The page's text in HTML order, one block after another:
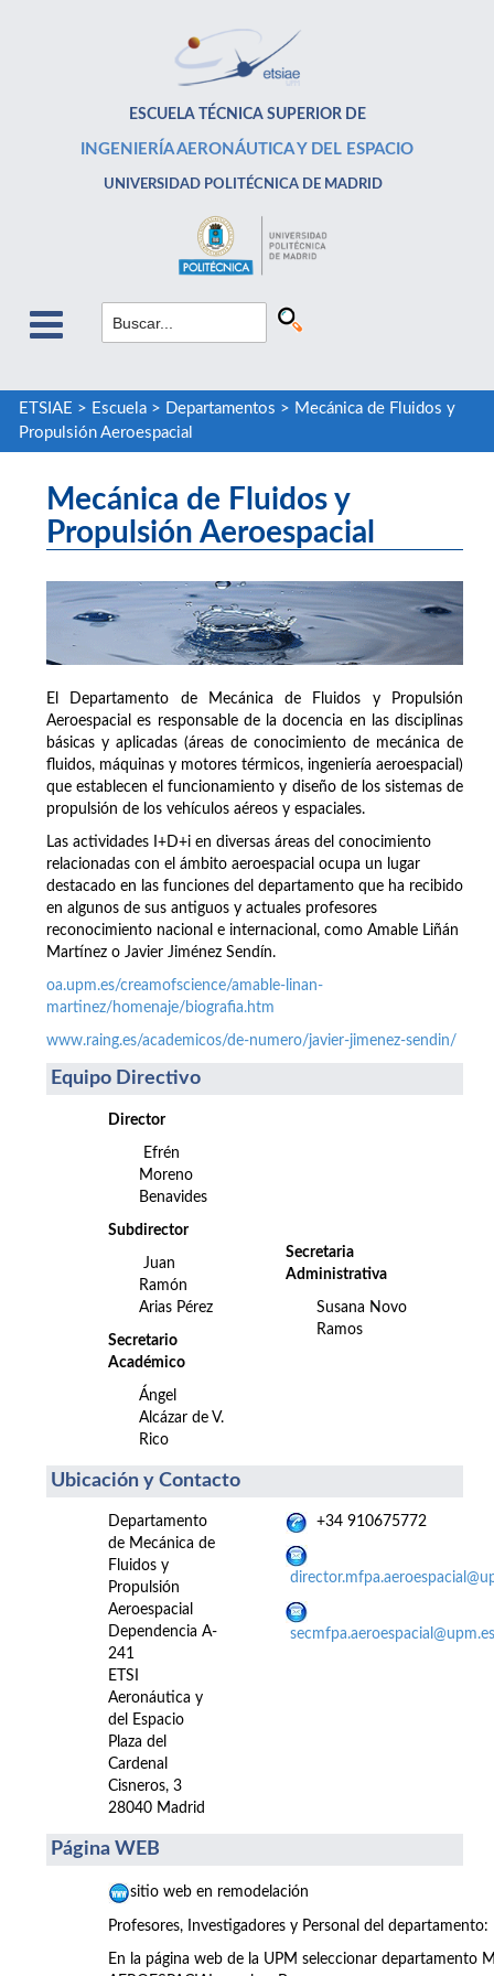
ESCUELA TÉCNICA SUPERIOR DE
INGENIERÍA AERONÁUTICA Y DEL ESPACIO
UNIVERSIDAD POLITÉCNICA DE MADRID
ETSIAE > Escuela> Departamentos > Mecánica de Fluidos y
Propulsión Aeroespacial
Mecánica de Fluidos y
Propulsión Aeroespacial
El Departamento de Mecánica de Fluidos y Propulsión
Aeroespacial es responsable de la docencia en las disciplinas
básicas y aplicadas (áreas de conocimiento de mecánica de
fluidos, máquinas y motores térmicos, ingeniería aeroespacial)
que establecen el funcionamiento y diseño de los sistemas de
propulsión de los vehículos aéreos y espaciales.
Las actividades I+D+i en diversas áreas del conocimiento
relacionadas con el ámbito aeroespacial ocupa un lugar
destacado en las funciones del departamento que ha recibido
en algunos de sus antiguos y actuales profesores
reconocimiento nacional e internacional, como Amable Liñán
Martínez o Javier Jiménez Sendín.
oa.upm.es/creamofscience/amable-linan-
martinez/homenaje/biografia.htm
www.raing.es/academicos/de-numero/javier-jimenez-sendin/
Equipo Directivo
Director
Efrén
Moreno
Benavides
Subdirector
Juan
Ramón
Arias Pérez
Secretario
Académico
Ángel
Alcázar de V.
Rico
Secretaria
Administrativa
Susana Novo
Ramos
Ubicación y Contacto
Departamento
de Mecánica de
Fluidos y
Propulsión
Aeroespacial
Dependencia A-
241
ETSI
Aeronáutica y
del Espacio
Plaza del
Cardenal
Cisneros, 3
28040 Madrid
+34 910675772
secmfpa.aeroespacial@upm.es
Página WEB
sitio web en remodelación
Profesores, Investigadores y Personal del departamento:
En la página web de la UPM seleccionar departamento